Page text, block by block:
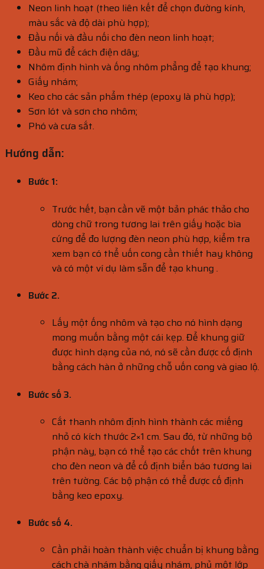
Neon linh hoạt (theo liên kết để chọn đường kính,
màu sắc và độ dài phù hợp);
Đầu nối và đầu nối cho đèn neon linh hoạt;
Đầu mũ để cách điện dây;
Nhôm định hình và ống nhôm phẳng để tạo khung;
Giấy nhám;
Keo cho các sản phẩm thép (epoxy là phù hợp);
Sơn lót và sơn cho nhôm;
Phó và cưa sắt.
Hướng dẫn:
Bước 1:
Trước hết, bạn cần vẽ một bản phác thảo cho
dòng chữ trong tương lai trên giấy hoặc bìa
cứng để đo lượng đèn neon phù hợp, kiểm tra
xem bạn có thể uốn cong cần thiết hay không
và có một ví dụ làm sẵn để tạo khung .
Bước 2.
Lấy một ống nhôm và tạo cho nó hình dạng
mong muốn bằng một cái kẹp. Để khung giữ
được hình dạng của nó, nó sẽ cần được cố định
bằng cách hàn ở những chỗ uốn cong và giao lộ.
Bước số 3.
Cắt thanh nhôm định hình thành các miếng
nhỏ có kích thước 2×1 cm. Sau đó, từ những bộ
phận này, bạn có thể tạo các chốt trên khung
cho đèn neon và để cố định biển báo tương lai
trên tường. Các bộ phận có thể được cố định
bằng keo epoxy.
Bước số 4.
Cần phải hoàn thành việc chuẩn bị khung bằng
cách chà nhám bằng giấy nhám, phủ một lớp